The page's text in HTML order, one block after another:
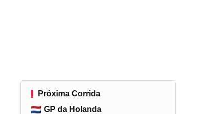
Próxima Corrida
GP da Holanda